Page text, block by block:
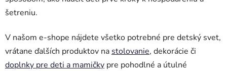
šetreniu.
V našom e-shope nájdete všetko potrebné pre detský svet,
vrátane ďalších produktov na stolovanie, dekorácie či
doplnky pre deti a mamičky pre pohodlné a útulné